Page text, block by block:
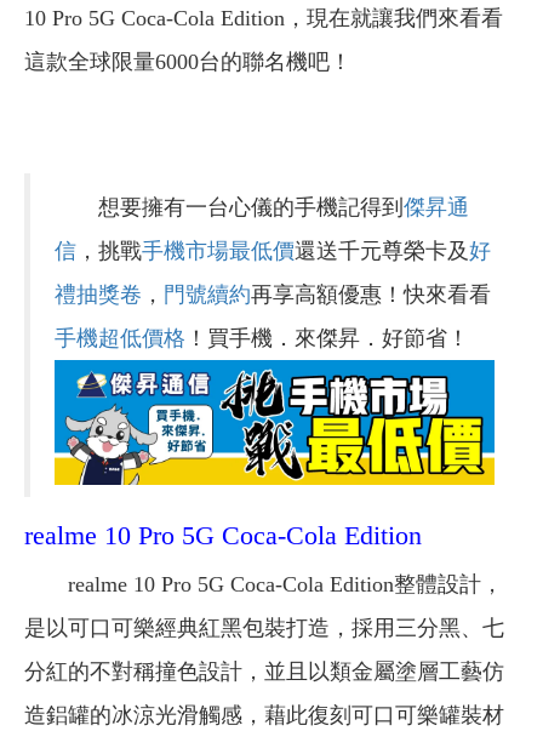
10 Pro 5G Coca-Cola Edition，現在就讓我們來看看
這款全球限量6000台的聯名機吧！
想要擁有一台心儀的手機記得到 傑昇通
信 ，挑戰手機市場最低價還送千元尊榮卡及好
禮抽獎卷 ， 門號續約再享高額優惠！快來看看
手機超低價格 ！買手機．來傑昇．好節省！
realme 10 Pro 5G Coca-Cola Edition
realme 10 Pro 5G Coca-Cola Edition整體設計，
是以可口可樂經典紅黑包裝打造，採用三分黑、七
分紅的不對稱撞色設計，並且以類金屬塗層工藝仿
造鋁罐的冰涼光滑觸感，藉此復刻可口可樂罐裝材